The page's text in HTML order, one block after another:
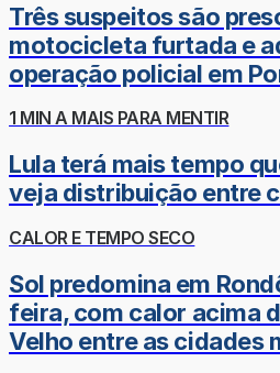
Três suspeitos são
motocicleta furtada e
operação policial em
1 MIN A MAIS PARA MENTIR
Lula terá mais tempo
veja distribuição entre
CALOR E TEMPO SECO
Sol predomina em
feira, com calor acima
Velho entre as cidades